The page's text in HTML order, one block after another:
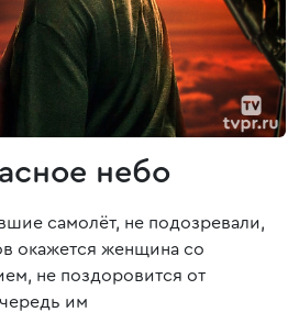
небо
самолёт, не подозревали,
окажется женщина со
не поздоровится от
им